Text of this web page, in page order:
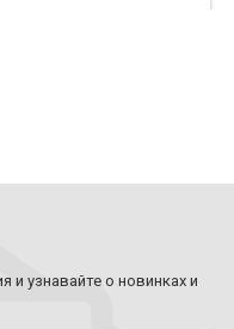
и узнавайте о новинках и